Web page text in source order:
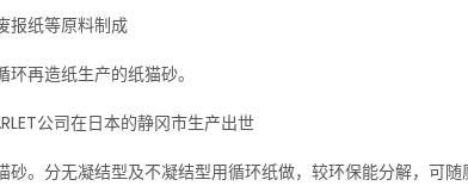
报纸等原料制成
环再造纸生产的纸猫砂。
公司在日本的静冈市生产出世
砂。分无凝结型及不凝结型用循环纸做，较环保能分解，可随